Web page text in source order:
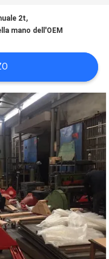
2t,
mano dell'OEM